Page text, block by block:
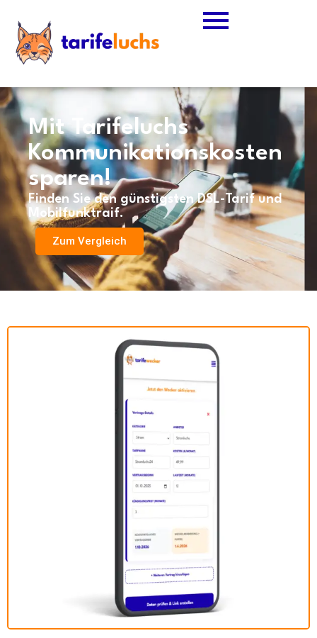
Mit Tarifeluchs
Kommunikationskosten
sparen!
Finden Sie den günstigsten DSL-Tarif und
Mobilfunktraif.
Zum Vergleich